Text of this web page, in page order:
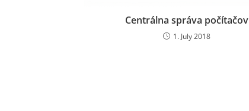
Centrálna správa počítačov
1. July 2018